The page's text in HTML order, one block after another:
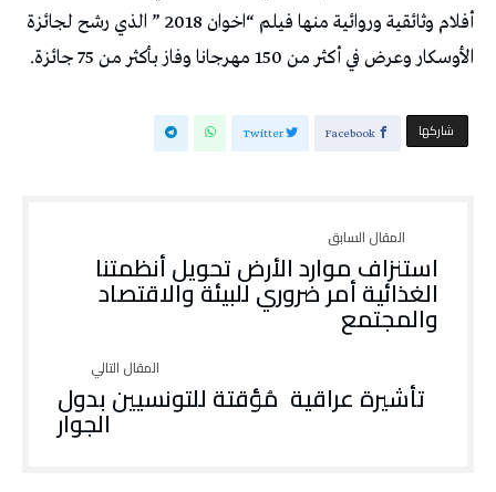
أفلام وثائقية وروائية منها فيلم “اخوان 2018 ” الذي رشح لجائزة
الأوسكار وعرض في أكثر من 150 مهرجانا وفاز بأكثر من 75 جائزة.
‫‫ شاركها‬ Facebook
Twitter
استنزاف موارد الأرض تحويل أنظمتنا
الغذائية أمر ضروري للبيئة والاقتصاد
والمجتمع
تأشيرة عراقية مُؤقتة للتونسيين بدول
الجوار